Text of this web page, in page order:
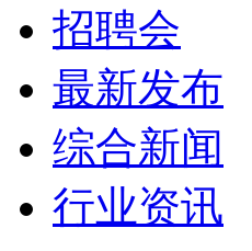
招聘会
最新发布
综合新闻
行业资讯